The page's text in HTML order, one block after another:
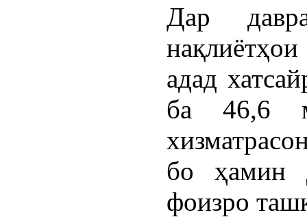
Дар
адад
ба 46,6
бо ҳамин
фоизро